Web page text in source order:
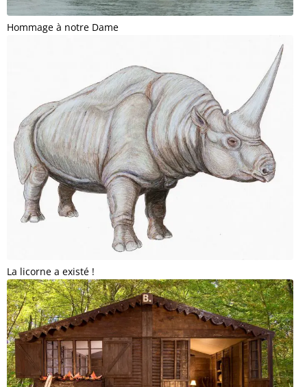
Hommage à notre Dame
La licorne a existé !